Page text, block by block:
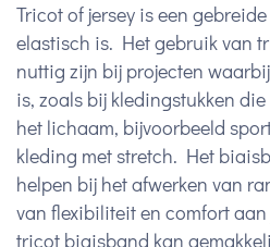
Tricot of jersey is een
elastisch is. Het gebruik van
nuttig zijn bij projecten
is, zoals bij kledingstukken
het lichaam, bijvoorbeeld
kleding met stretch. Het
helpen bij het afwerken van
van flexibiliteit en comfort
tricot biaisband kan